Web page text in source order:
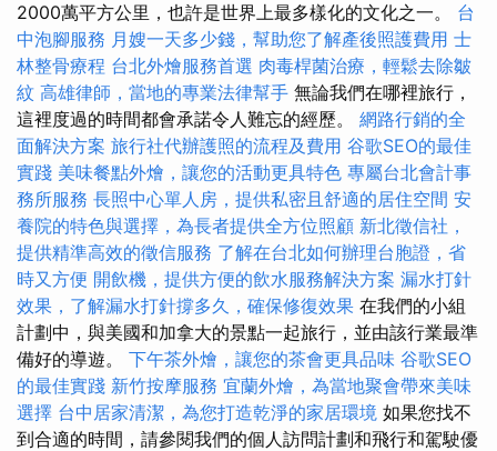
2000萬平方公里，也許是世界上最多樣化的文化之一。 台
中泡腳服務 月嫂一天多少錢，幫助您了解產後照護費用 士
林整骨療程 台北外燴服務首選 肉毒桿菌治療，輕鬆去除皺
紋 高雄律師，當地的專業法律幫手 無論我們在哪裡旅行，
這裡度過的時間都會承諾令人難忘的經歷。 網路行銷的全
面解決方案 旅行社代辦護照的流程及費用 谷歌SEO的最佳
實踐 美味餐點外燴，讓您的活動更具特色 專屬台北會計事
務所服務 長照中心單人房，提供私密且舒適的居住空間 安
養院的特色與選擇，為長者提供全方位照顧 新北徵信社，
提供精準高效的徵信服務 了解在台北如何辦理台胞證，省
時又方便 開飲機，提供方便的飲水服務解決方案 漏水打針
效果，了解漏水打針撐多久，確保修復效果 在我們的小組
計劃中，與美國和加拿大的景點一起旅行，並由該行業最準
備好的導遊。 下午茶外燴，讓您的茶會更具品味 谷歌SEO
的最佳實踐 新竹按摩服務 宜蘭外燴，為當地聚會帶來美味
選擇 台中居家清潔，為您打造乾淨的家居環境 如果您找不
到合適的時間，請參閱我們的個人訪問計劃和飛行和駕駛優